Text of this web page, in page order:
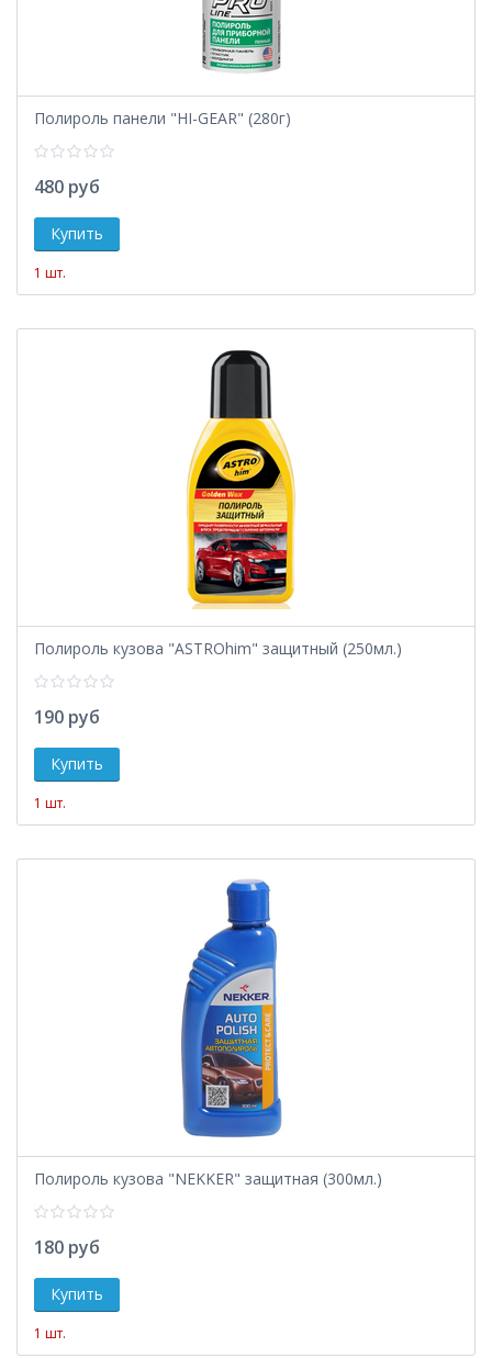
Полироль панели "HI-GEAR" (280г)
480 руб
1 шт.
Полироль кузова "ASTROhim" защитный (250мл.)
190 руб
1 шт.
Полироль кузова "NEKKER" защитная (300мл.)
180 руб
1 шт.